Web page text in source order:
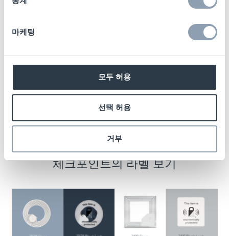
마케팅
모두 허용
선택 허용
거부
체크포인트의 화장품용 RF 라벨은 포장 크기
및 형상 범위에 맞게 설계됩니다. 눈에 보이는
회로는 방지 장치 역할을 하지만, 선명한 라벨
은 바코드 및 기타 주요 제품 정보가 차단되지
체크포인트의 라벨 보기